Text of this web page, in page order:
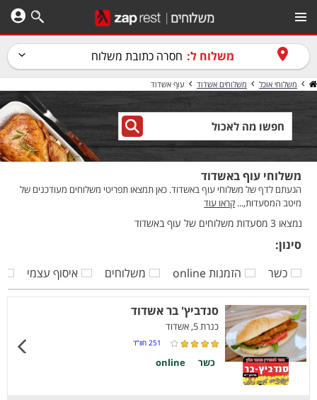
משלוח ל: חסרה כתובת משלוח
משלוחי אוכל משלוחים אשדוד עוף אשדוד
משלוחי עוף באשדוד
הגעתם לדף של משלוחי עוף באשדוד. כאן תמצאו תפריטי משלוחים מעודכנים של
מיטב המסעדות,... קראו עוד
נמצאו 3 מסעדות משלוחים של עוף באשדוד
סינון:
כשר
הזמנות online משלוחים איסוף עצמי
סנדביץ' בר אשדוד
כנרת 5, אשדוד
251 חוו”ד
כשר online